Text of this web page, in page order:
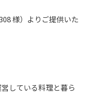
様）よりご提供いた
している料理と暮ら